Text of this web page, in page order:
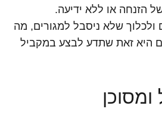
הזנחה או ללא ידיעה.
שלא ניסבל למגורים, מה
היא זאת שתדע לבצע במקביל